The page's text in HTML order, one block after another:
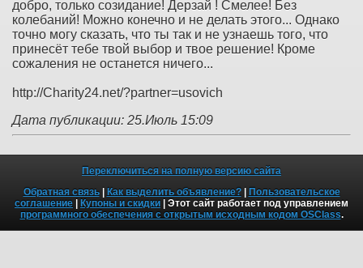
добро, только созидание! Дерзай ! Смелее! Без
колебаний! Можно конечно и не делать этого... Однако
точно могу сказать, что ты так и не узнаешь того, что
принесёт тебе твой выбор и твое решение! Кроме
сожаления не останется ничего...
http://Charity24.net/?partner=usovich
Дата публикации: 25.Июль 15:09
Переключиться на полную версию сайта
Обратная связь| Как выделить объявление?| Пользовательское
соглашение | Купоны и скидки | Этот сайт работает под управлением
программного обеспечения с открытым исходным кодом OSClass.